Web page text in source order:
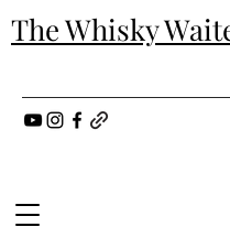
The Whisky